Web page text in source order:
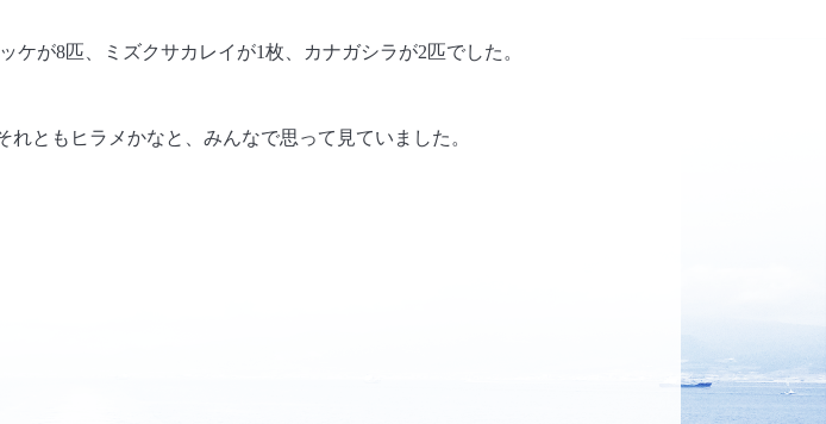
が8匹、ミズクサカレイが1枚、カナガシラが2匹でした。
ともヒラメかなと、みんなで思って見ていました。